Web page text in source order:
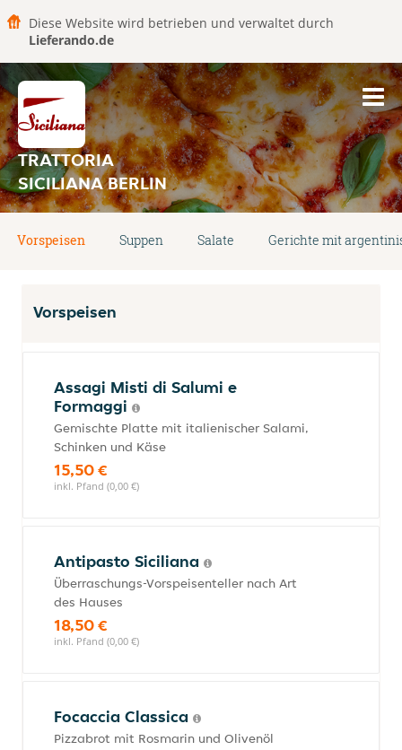
Diese Website wird betrieben und verwaltet durch
Lieferando.de
TRATTORIA
SICILIANA BERLIN
Vorspeisen Suppen Salate Gerichte mit
Vorspeisen
Assagi Misti di Salumi e
Formaggi
Gemischte Platte mit italienischer Salami,
Schinken und Käse
15,50 €
inkl. Pfand (0,00 €)
Antipasto Siciliana
Überraschungs-Vorspeisenteller nach Art
des Hauses
18,50 €
inkl. Pfand (0,00 €)
Focaccia Classica
Pizzabrot mit Rosmarin und Olivenöl